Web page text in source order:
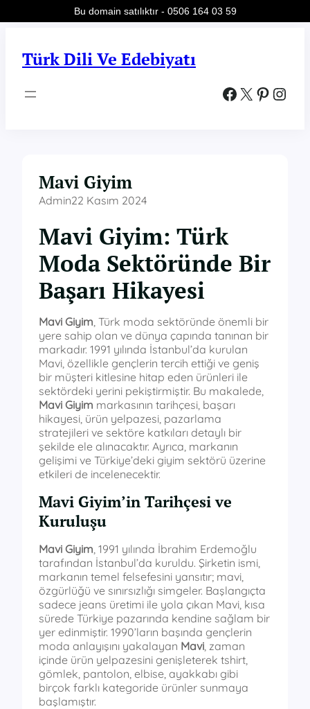
Türk Dili Ve Edebiyatı
Facebook X Pinterest Instagram
Mavi Giyim
Admin22 Kasım 2024
Mavi Giyim: Türk
Moda Sektöründe Bir
Başarı Hikayesi
Mavi Giyim , Türk moda sektöründe önemli bir
yere sahip olan ve dünya çapında tanınan bir
markadır. 1991 yılında İstanbul’da kurulan
Mavi, özellikle gençlerin tercih ettiği ve geniş
bir müşteri kitlesine hitap eden ürünleri ile
sektördeki yerini pekiştirmiştir. Bu makalede,
Mavi Giyim markasının tarihçesi, başarı
hikayesi, ürün yelpazesi, pazarlama
stratejileri ve sektöre katkıları detaylı bir
şekilde ele alınacaktır. Ayrıca, markanın
gelişimi ve Türkiye’deki giyim sektörü üzerine
etkileri de incelenecektir.
Mavi Giyim’in Tarihçesi ve
Kuruluşu
Mavi Giyim , 1991 yılında İbrahim Erdemoğlu
tarafından İstanbul’da kuruldu. Şirketin ismi,
markanın temel felsefesini yansıtır; mavi,
özgürlüğü ve sınırsızlığı simgeler. Başlangıçta
sadece jeans üretimi ile yola çıkan Mavi, kısa
sürede Türkiye pazarında kendine sağlam bir
yer edinmiştir. 1990’ların başında gençlerin
moda anlayışını yakalayan Mavi , zaman
içinde ürün yelpazesini genişleterek tshirt,
gömlek, pantolon, elbise, ayakkabı gibi
birçok farklı kategoride ürünler sunmaya
başlamıştır.
Bu domain satılıktır - 0506 164 03 59